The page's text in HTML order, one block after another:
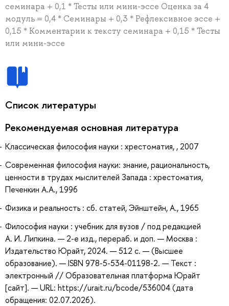
семинара + 0,1 * Тесты или мини-эссе Оценка за 4
модуль = 0,4 * Семинары + 0,3 * Рефлексивное эссе +
0,15 * Комментарии к тексту семинара + 0,15 * Тесты
или мини-эссе
Список литературы
Рекомендуемая основная литература
Классическая философия науки : хрестоматия, , 2007
Современная философия науки: знание, рациональность,
ценности в трудах мыслителей Запада : хрестоматия,
Печенкин А.А., 1996
Физика и реальность : сб. статей, Эйнштейн, А., 1965
Философия науки : учебник для вузов / под редакцией
А. И. Липкина. — 2-е изд., перераб. и доп. — Москва :
Издательство Юрайт, 2024. — 512 с. — (Высшее
образование). — ISBN 978-5-534-01198-2. — Текст :
электронный // Образовательная платформа Юрайт
[сайт]. — URL: https://urait.ru/bcode/536004 (дата
обращения: 02.07.2026).